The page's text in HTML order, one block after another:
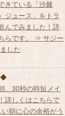
きている「沙棘
ジュース」をトラ
んでみました！詳
らです。 ⇒ サジー
した
◆
、30秒の時短メイ
詳しくはこちらで
朝に心の余裕がう